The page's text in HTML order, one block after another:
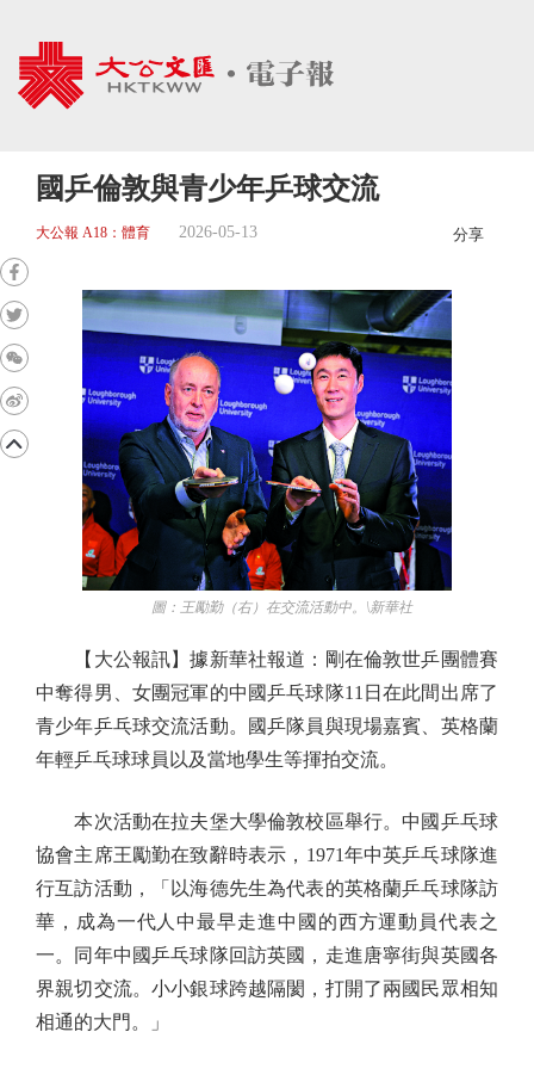
國乒倫敦與青少年乒球交流
大公報 A18：體育 2026-05-13 分享
圖：王勵勤（右）在交流活動中。\新華社
【大公報訊】據新華社報道：剛在倫敦世乒團體賽
中奪得男、女團冠軍的中國乒乓球隊11日在此間出席了
青少年乒乓球交流活動。國乒隊員與現場嘉賓、英格蘭
年輕乒乓球球員以及當地學生等揮拍交流。
本次活動在拉夫堡大學倫敦校區舉行。中國乒乓球
協會主席王勵勤在致辭時表示，1971年中英乒乓球隊進
行互訪活動，「以海德先生為代表的英格蘭乒乓球隊訪
華，成為一代人中最早走進中國的西方運動員代表之
一。同年中國乒乓球隊回訪英國，走進唐寧街與英國各
界親切交流。小小銀球跨越隔閡，打開了兩國民眾相知
相通的大門。」